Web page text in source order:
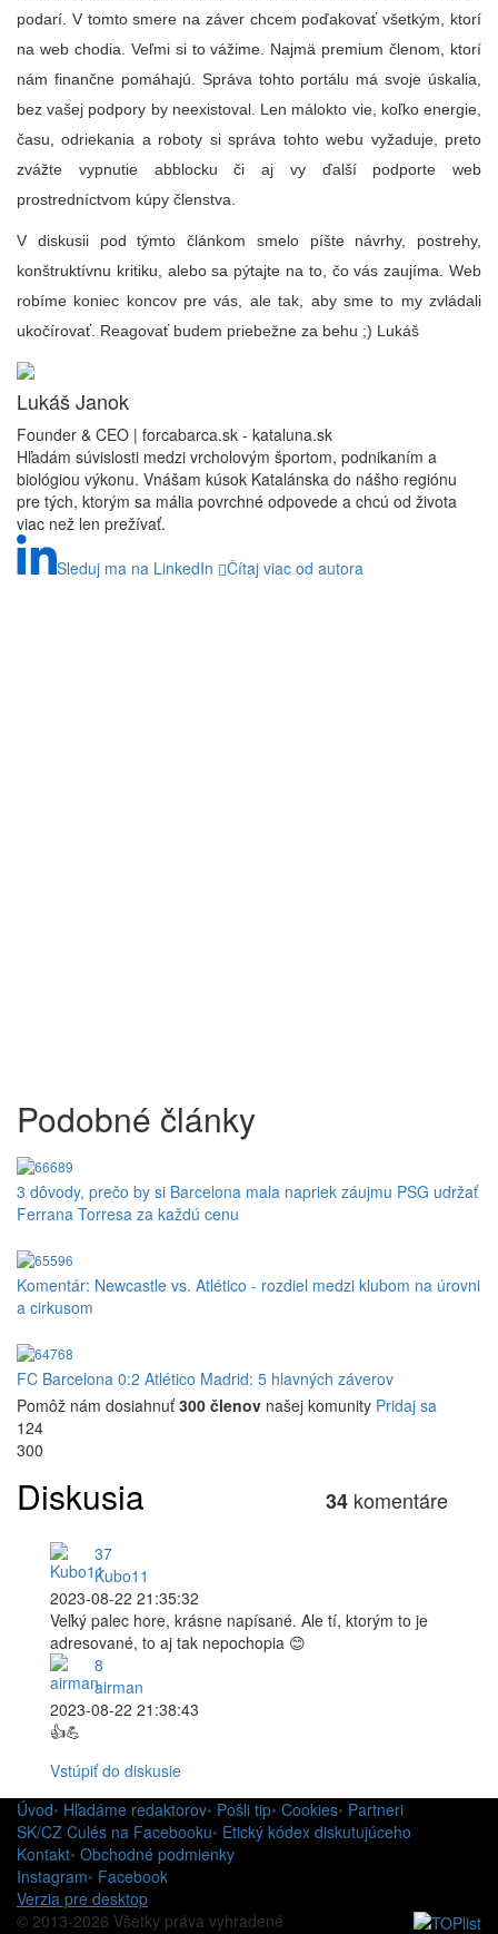
podarí. V tomto smere na záver chcem poďakovať všetkým, ktorí
na web chodia. Veľmi si to vážime. Najmä premium členom, ktorí
nám finančne pomáhajú. Správa tohto portálu má svoje úskalia,
bez vašej podpory by neexistoval. Len málokto vie, koľko energie,
času, odriekania a roboty si správa tohto webu vyžaduje, preto
zvážte vypnutie abblocku či aj vy ďalší podporte web
prostredníctvom kúpy členstva.
V diskusii pod týmto článkom smelo píšte návrhy, postrehy,
konštruktívnu kritiku, alebo sa pýtajte na to, čo vás zaujíma. Web
robíme koniec koncov pre vás, ale tak, aby sme to my zvládali
ukočírovať. Reagovať budem priebežne za behu ;) Lukáš
Lukáš Janok
Founder & CEO | forcabarca.sk - kataluna.sk
Hľadám súvislosti medzi vrcholovým športom, podnikaním a
biológiou výkonu. Vnášam kúsok Katalánska do nášho regiónu
pre tých, ktorým sa mália povrchné odpovede a chcú od života
viac než len prežívať.
Sleduj ma na LinkedIn
Čítaj viac od autora
Podobné články
3 dôvody, prečo by si Barcelona mala napriek záujmu PSG udržať
Ferrana Torresa za každú cenu
Komentár: Newcastle vs. Atlético - rozdiel medzi klubom na úrovni
a cirkusom
FC Barcelona 0:2 Atlético Madrid: 5 hlavných záverov
Pomôž nám dosiahnuť300 členov našej komunity Pridaj sa
124
300
Diskusia 34 komentáre
37
Kubo11
2023-08-22 21:35:32
Veľký palec hore, krásne napísané. Ale tí, ktorým to je
adresované, to aj tak nepochopia 😊
8
airman
2023-08-22 21:38:43
👍💪
Vstúpiť do diskusie
Úvod• Hľadáme redaktorov• Pošli tip• Cookies• Partneri
SK/CZ Culés na Facebooku• Etický kódex diskutujúceho
Kontakt• Obchodné podmienky
Instagram• Facebook
Verzia pre desktop
© 2013-2026 Všetky práva vyhradené